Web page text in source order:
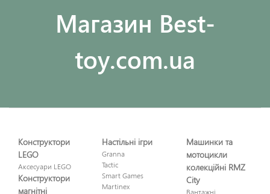
Maгазин Best-
toy.com.ua
Конструктори
LEGO
Аксесуари LEGO
Конструктори
магнітні
Настільні ігри
Granna
Tactic
Smart Games
Martinex
Машинки та
мотоцикли
колекційні RMZ
City
Вантажні